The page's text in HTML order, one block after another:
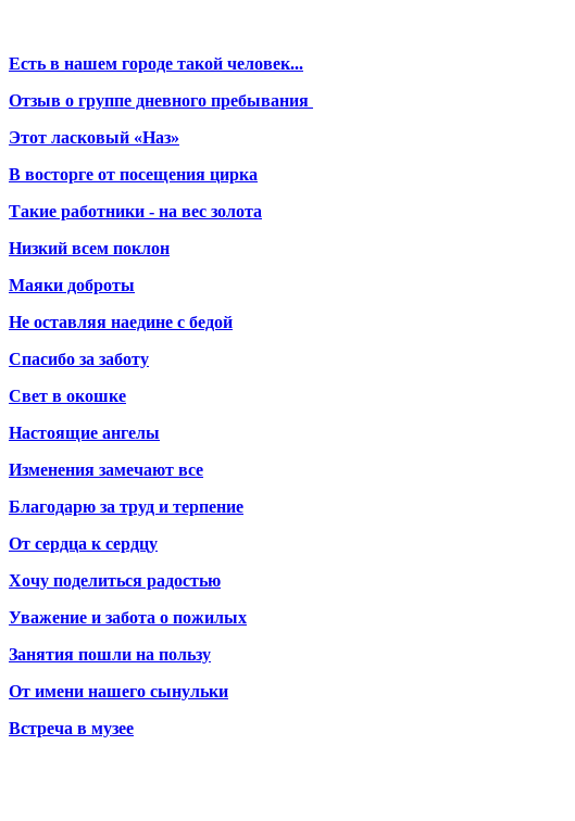
Есть в нашем городе такой человек...
Отзыв о группе дневного пребывания
Этот ласковый «Наз»
В восторге от посещения цирка
Такие работники - на вес золота
Низкий всем поклон
Маяки доброты
Не оставляя наедине с бедой
Спасибо за заботу
Свет в окошке
Настоящие ангелы
Изменения замечают все
Благодарю за труд и терпение
От сердца к сердцу
Хочу поделиться радостью
Уважение и забота о пожилых
Занятия пошли на пользу
От имени нашего сынульки
Встреча в музее